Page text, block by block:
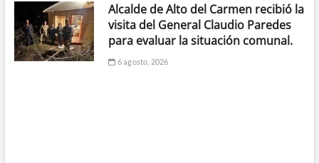
Alcalde de Alto del Carmen recibió la
visita del General Claudio Paredes
para evaluar la situación comunal.
6 agosto, 2026